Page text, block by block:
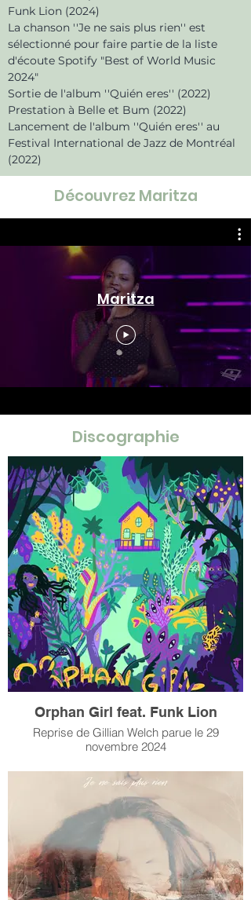
Funk Lion (2024)
La chanson ''Je ne sais plus rien'' est
sélectionné pour faire partie de la liste
d'écoute Spotify "Best of World Music
2024"
Sortie de l'album ''Quién eres'' (2022)
Prestation à Belle et Bum (2022)
Lancement de l'album ''Quién eres'' au
Festival International de Jazz de Montréal
(2022)
Découvrez Maritza
Maritza
Discographie
Orphan Girl feat. Funk Lion
Reprise de Gillian Welch parue le 29
novembre 2024